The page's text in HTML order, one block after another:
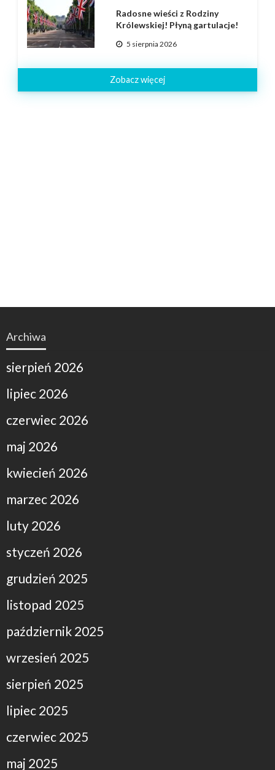
Radosne wieści z Rodziny
Królewskiej! Płyną gartulacje!
5 sierpnia 2026
Zobacz więcej
Archiwa
sierpień 2026
lipiec 2026
czerwiec 2026
maj 2026
kwiecień 2026
marzec 2026
luty 2026
styczeń 2026
grudzień 2025
listopad 2025
październik 2025
wrzesień 2025
sierpień 2025
lipiec 2025
czerwiec 2025
maj 2025